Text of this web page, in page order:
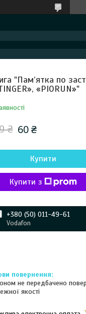
"Пам’ятка по
«PIORUN»"
₴ 60 ₴
Купити
Купити з
+380 (50) 011-49-61
Vodafon
не передбачено
якості